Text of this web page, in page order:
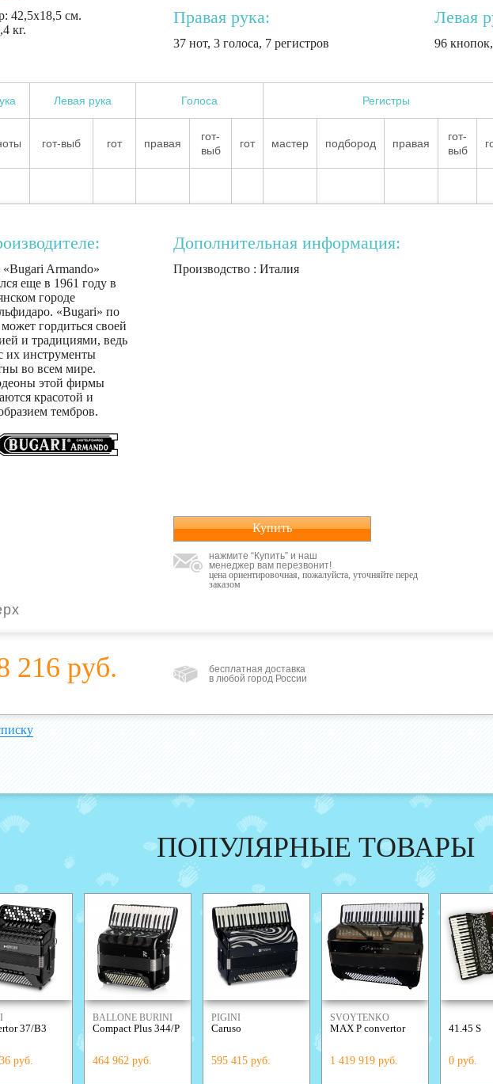
42,5х18,5 см.
кг.
Правая рука:
37 нот, 3 голоса, 7 регистров
Левая
96
Левая рука Голоса Регистры
гот-выб гот правая
гот-
выб
гот мастер подбород правая
гот-
выб
«Bugari Armando»
еще в 1961 году в
городе
«Bugari» по
гордиться своей
и традициями, ведь
их инструменты
во всем мире.
этой фирмы
красотой и
тембров.
Дополнительная информация:
Производство : Италия
Купить
нажмите “Купить” и наш
менеджер вам перезвонит!
цена ориентировочная, пожалуйста, уточняйте перед
заказом
216 руб.
бесплатная доставка
в любой город России
ПОПУЛЯРНЫЕ ТОВАРЫ
37/B3
руб.
BALLONE BURINI
Compact Plus 344/Р
464 962 руб.
PIGINI
Caruso
595 415 руб.
SVOYTENKO
ACCORDIONS
MAX P convertor
1 419 919 руб.
41.45 S
0 руб.